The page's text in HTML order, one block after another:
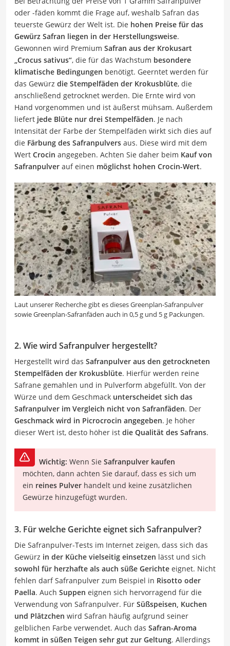
oder -fäden kommt die Frage auf, weshalb Safran das
teuerste Gewürz der Welt ist. Die hohen Preise für das
Gewürz Safran liegen in der Herstellungsweise.
Gewonnen wird Premium Safran aus der Krokusart
„Crocus sativus“, die für das Wachstum besondere
klimatische Bedingungen benötigt. Geerntet werden für
das Gewürz die Stempelfäden der Krokusblüte, die
anschließend getrocknet werden. Die Ernte wird von
Hand vorgenommen und ist äußerst mühsam. Außerdem
liefert jede Blüte nur drei Stempelfäden. Je nach
Intensität der Farbe der Stempelfäden wirkt sich dies auf
die Färbung des Safranpulvers aus. Diese wird mit dem
Wert Crocin angegeben. Achten Sie daher beim Kauf von
Safranpulver auf einen möglichst hohen Crocin-Wert.
Laut unserer Recherche gibt es dieses Greenplan-Safranpulver
sowie Greenplan-Safranfäden auch in 0,5 g und 5 g Packungen.
2. Wie wird Safranpulver hergestellt?
Hergestellt wird das Safranpulver aus den getrockneten
Stempelfäden der Krokusblüte. Hierfür werden reine
Safrane gemahlen und in Pulverform abgefüllt. Von der
Würze und dem Geschmack unterscheidet sich das
Safranpulver im Vergleich nicht von Safranfäden. Der
Geschmack wird in Picrocrocin angegeben. Je höher
dieser Wert ist, desto höher ist die Qualität des Safrans.
Wichtig: Wenn Sie Safranpulver kaufen
möchten, dann achten Sie darauf, dass es sich um
ein reines Pulver handelt und keine zusätzlichen
Gewürze hinzugefügt wurden.
3. Für welche Gerichte eignet sich Safranpulver?
Die Safranpulver-Tests im Internet zeigen, dass sich das
Gewürz in der Küche vielseitig einsetzen lässt und sich
sowohl für herzhafte als auch süße Gerichte eignet. Nicht
fehlen darf Safranpulver zum Beispiel in Risotto oder
Paella. Auch Suppen eignen sich hervorragend für die
Verwendung von Safranpulver. Für Süßspeisen, Kuchen
und Plätzchen wird Safran häufig aufgrund seiner
gelblichen Farbe verwendet. Auch das Safran-Aroma
kommt in süßen Teigen sehr gut zur Geltung. Allerdings